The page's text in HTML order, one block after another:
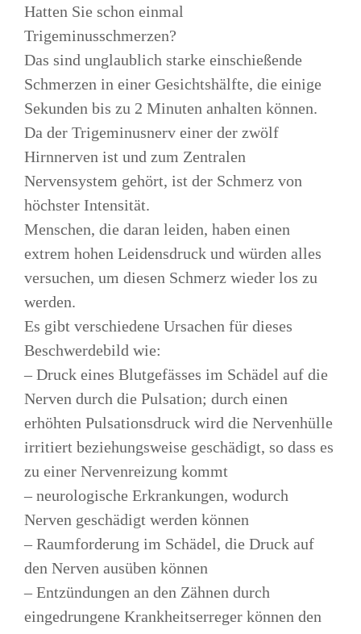
Hatten Sie schon einmal
Trigeminusschmerzen?
Das sind unglaublich starke einschießende
Schmerzen in einer Gesichtshälfte, die einige
Sekunden bis zu 2 Minuten anhalten können.
Da der Trigeminusnerv einer der zwölf
Hirnnerven ist und zum Zentralen
Nervensystem gehört, ist der Schmerz von
höchster Intensität.
Menschen, die daran leiden, haben einen
extrem hohen Leidensdruck und würden alles
versuchen, um diesen Schmerz wieder los zu
werden.
Es gibt verschiedene Ursachen für dieses
Beschwerdebild wie:
– Druck eines Blutgefässes im Schädel auf die
Nerven durch die Pulsation; durch einen
erhöhten Pulsationsdruck wird die Nervenhülle
irritiert beziehungsweise geschädigt, so dass es
zu einer Nervenreizung kommt
– neurologische Erkrankungen, wodurch
Nerven geschädigt werden können
– Raumforderung im Schädel, die Druck auf
den Nerven ausüben können
– Entzündungen an den Zähnen durch
eingedrungene Krankheitserreger können den